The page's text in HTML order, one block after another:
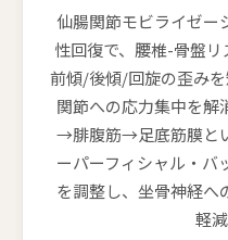
仙腸関節モビライゼー
性回復で、腰椎-骨盤
前傾/後傾/回旋の歪み
関節への応力集中を解
→腓腹筋→足底筋膜と
ーパーフィシャル・バ
を調整し、坐骨神経へ
軽